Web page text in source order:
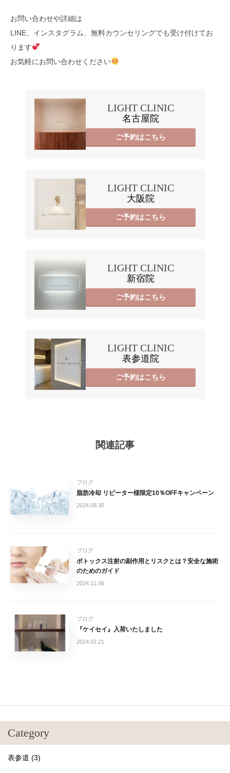
お問い合わせや詳細は
LINE、インスタグラム、無料カウンセリングでも受け付けてお
ります
お気軽にお問い合わせください
LIGHT CLINIC
名古屋院
ご予約はこちら
LIGHT CLINIC
大阪院
ご予約はこちら
LIGHT CLINIC
新宿院
ご予約はこちら
LIGHT CLINIC
表参道院
ご予約はこちら
関連記事
ブログ
脂肪冷却 リピーター様限定️10％OFFキャンペーン
2024.08.30
ブログ
ボトックス注射の副作用とリスクとは？安全な施術
のためのガイド
2024.11.06
ブログ
『ケイセイ』入荷いたしました
2024.02.21
Category
表参道 (3)